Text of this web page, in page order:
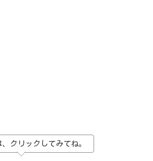
クリックしてみてね。